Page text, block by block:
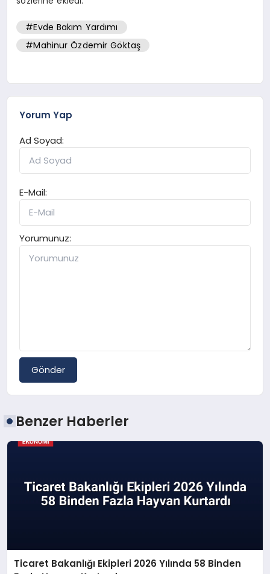
#Evde Bakım Yardımı
#Mahinur Özdemir Göktaş
Yorum Yap
Ad Soyad:
E-Mail:
Yorumunuz:
Gönder
Benzer Haberler
Ticaret Bakanlığı Ekipleri 2026 Yılında 58 Binden